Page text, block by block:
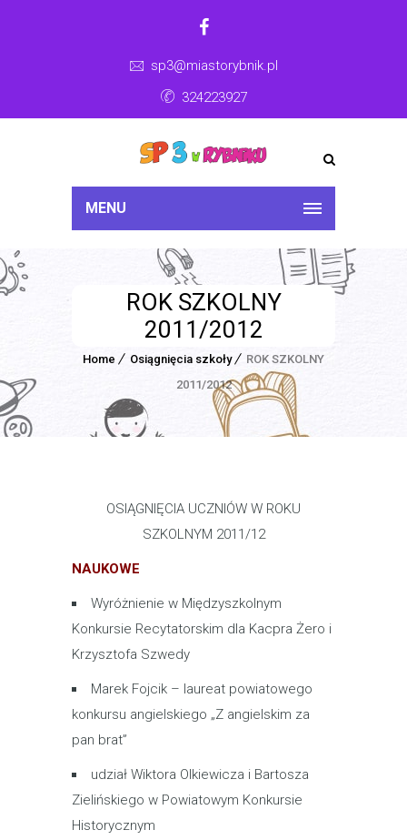
sp3@miastorybnik.pl
324223927
MENU
ROK SZKOLNY
2011/2012
Home Osiągnięcia szkoły
ROK SZKOLNY
2011/2012
OSIĄGNIĘCIA UCZNIÓW W ROKU
SZKOLNYM 2011/12
NAUKOWE
Wyróżnienie w Międzyszkolnym
Konkursie Recytatorskim dla Kacpra Żero i
Krzysztofa Szwedy
Marek Fojcik – laureat powiatowego
konkursu angielskiego „Z angielskim za
pan brat”
udział Wiktora Olkiewicza i Bartosza
Zielińskiego w Powiatowym Konkursie
Historycznym